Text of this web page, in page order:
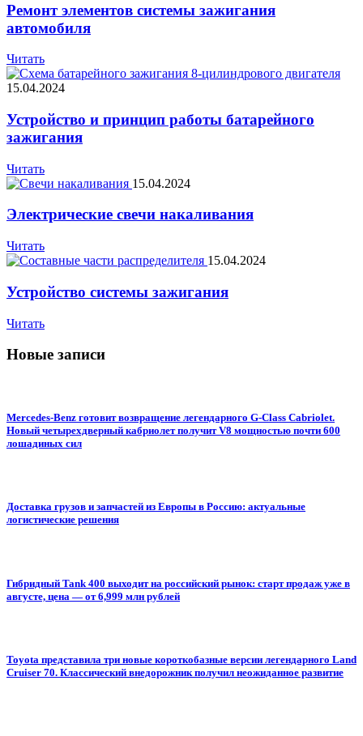
Ремонт элементов системы зажигания
автомобиля
Читать
15.04.2024
Устройство и принцип работы батарейного
зажигания
Читать
15.04.2024
Электрические свечи накаливания
Читать
15.04.2024
Устройство системы зажигания
Читать
Новые записи
Mercedes-Benz готовит возвращение легендарного G-Class Cabriolet.
Новый четырехдверный кабриолет получит V8 мощностью почти 600
лошадиных сил
Доставка грузов и запчастей из Европы в Россию: актуальные
логистические решения
Гибридный Tank 400 выходит на российский рынок: старт продаж уже в
августе, цена — от 6,999 млн рублей
Toyota представила три новые короткобазные версии легендарного Land
Cruiser 70. Классический внедорожник получил неожиданное развитие